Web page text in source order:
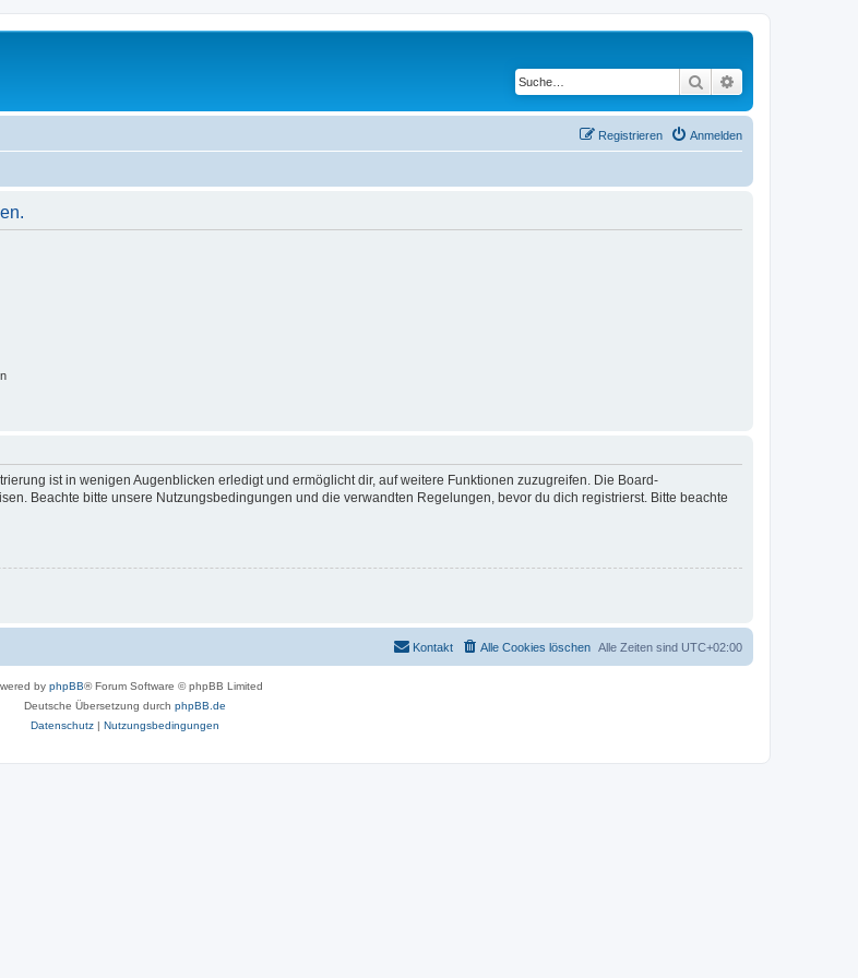
Suche
Anmelden
Registrieren
ist in wenigen Augenblicken erledigt und ermöglicht dir, auf weitere Funktionen zuzugreifen. Die Board-
Beachte bitte unsere Nutzungsbedingungen und die verwandten Regelungen, bevor du dich registrierst. Bitte beachte
Alle Zeiten sind UTC+02:00
Alle Cookies löschen
Kontakt
by phpBB® Forum Software © phpBB Limited
Deutsche Übersetzung durch phpBB.de
Datenschutz| Nutzungsbedingungen